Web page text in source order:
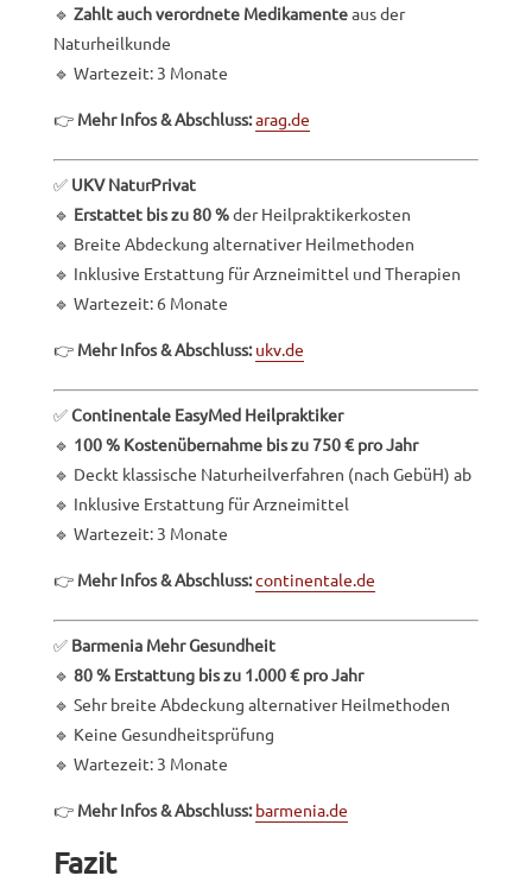
🔹 Zahlt auch verordnete Medikamenteaus der
Naturheilkunde
🔹 Wartezeit: 3 Monate
👉 Mehr Infos & Abschluss:arag.de
✅ UKV NaturPrivat
🔹 Erstattet bis zu 80 %der Heilpraktikerkosten
🔹 Breite Abdeckung alternativer Heilmethoden
🔹 Inklusive Erstattung für Arzneimittel und Therapien
🔹 Wartezeit: 6 Monate
👉 Mehr Infos & Abschluss: ukv.de
✅Continentale EasyMed Heilpraktiker
🔹 100 % Kostenübernahme bis zu 750 € pro Jahr
🔹 Deckt klassische Naturheilverfahren (nach GebüH) ab
🔹 Inklusive Erstattung für Arzneimittel
🔹 Wartezeit: 3 Monate
👉 Mehr Infos & Abschluss:continentale.de
✅ Barmenia Mehr Gesundheit
🔹 80 % Erstattung bis zu 1.000 € pro Jahr
🔹 Sehr breite Abdeckung alternativer Heilmethoden
🔹 Keine Gesundheitsprüfung
🔹 Wartezeit: 3 Monate
👉 Mehr Infos & Abschluss: barmenia.de
Fazit